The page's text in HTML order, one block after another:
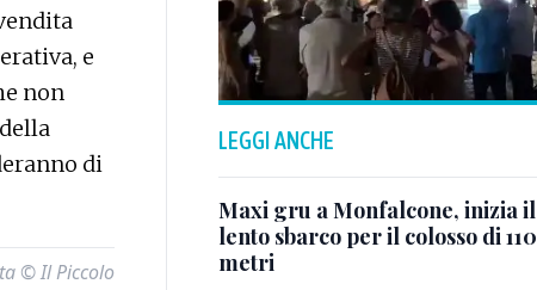
e
non
di
© Il Piccolo
LEGGI ANCHE
Maxi gru a Monfalcone, inizia il
lento sbarco per il colosso di 110
metri